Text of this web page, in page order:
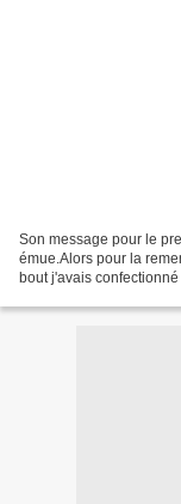
Son message pour le
émue.Alors pour la
bout j'avais